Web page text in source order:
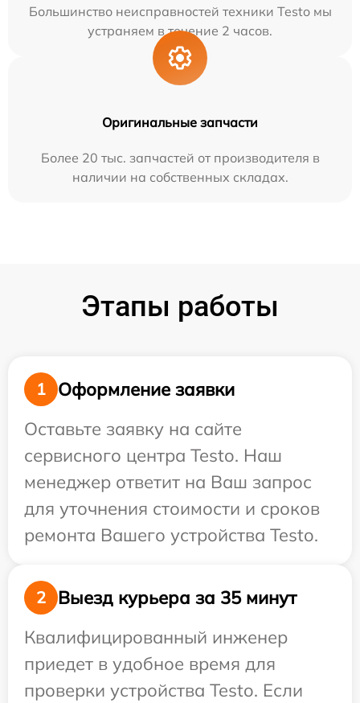
Большинство неисправностей техники Testo мы
устраняем в течение 2 часов.
Оригинальные запчасти
Более 20 тыс. запчастей от производителя в
наличии на собственных складах.
Этапы работы
1
Оформление заявки
Оставьте заявку на сайте
сервисного центра Testo. Наш
менеджер ответит на Ваш запрос
для уточнения стоимости и сроков
ремонта Вашего устройства Testo.
2
Выезд курьера за 35 минут
Квалифицированный инженер
приедет в удобное время для
проверки устройства Testo. Если